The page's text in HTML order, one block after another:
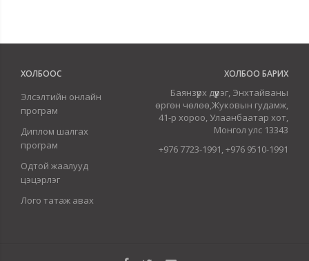
ХОЛБООС
Элсэлтийн онлайн
програм
Диплом шалгах
програм
Одтой жаалууд
цэцэрлэг
Лого татаж авах
ХОЛБОО БАРИХ
Баянзүрх дүүрэг, Энхтайваны
өргөн чөлөө,Жуковын гудамж,
41-р хороо, Улаанбаатар хот,
Монгол улс 13343
+976 7723-1991, +976 9510-1991